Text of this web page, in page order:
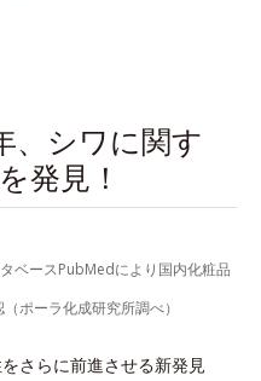
、シワに関す
発見！
ベースPubMedにより国内化粧品
ポーラ化成研究所調べ）
さらに前進させる新発見